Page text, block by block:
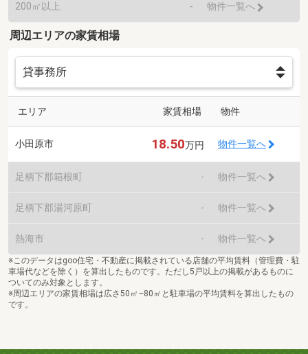
200㎡以上 - 物件一覧へ
周辺エリアの家賃相場
エリア 家賃相場 物件
小田原市 18.50万円 物件一覧へ
足柄下郡箱根町 - 物件一覧へ
足柄下郡湯河原町 - 物件一覧へ
熱海市 - 物件一覧へ
※このデータはgoo住宅・不動産に掲載されている店舗の平均賃料（管理費・駐
車場代などを除く）を算出したものです。ただし5戸以上の掲載があるものに
ついてのみ対象とします。
※周辺エリアの家賃相場は広さ50㎡~80㎡と駐車場の平均賃料を算出したもの
です。